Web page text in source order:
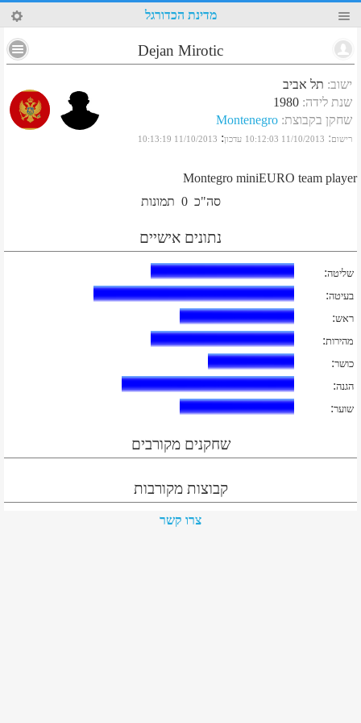
82 מדינת הכדורגל
Dejan Mirotic
ישוב: תל אביב
שנת לידה:
1980
שחקן בקבוצת:
Montenegro
רישום:
11/10/2013 10:12:03 עדכון:
11/10/2013 10:13:19
Montegro miniEURO team player
סה"כ 0 תמונות
נתונים אישיים
שליטה:
בעיטה:
ראש:
מהירות:
כושר:
הגנה:
שוער:
שחקנים מקורבים
קבוצות מקורבות
צרו קשר